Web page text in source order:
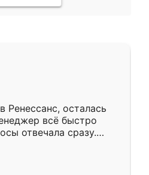
Ренессанс, осталась
всё быстро
отвечала сразу.
субботу, подошёл к
Собрали
аккуратно, даже